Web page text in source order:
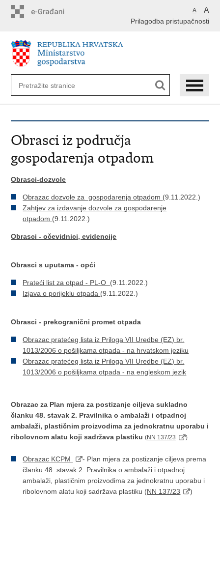
A A
Prilagodba pristupačnosti
Obrasci iz područja
gospodarenja otpadom
Obrasci-dozvole
Obrazac dozvole za gospodarenja otpadom (9.11.2022.)
Zahtjev za izdavanje dozvole za gospodarenje
otpadom (9.11.2022.)
Obrasci - očevidnici, evidencije
Obrasci s uputama - opći
Prateći list za otpad - PL-O (9.11.2022.)
Izjava o porijeklu otpada (9.11.2022.)
Obrasci - prekogranični promet otpada
Obrazac pratećeg lista iz Priloga VII Uredbe (EZ) br.
1013/2006 o pošiljkama otpada - na hrvatskom jeziku
Obrazac pratećeg lista iz Priloga VII Uredbe (EZ) br.
1013/2006 o pošiljkama otpada - na engleskom jezik
Obrazac za Plan mjera za postizanje ciljeva sukladno
članku 48. stavak 2. Pravilnika o ambalaži i otpadnoj
ambalaži, plastičnim proizvodima za jednokratnu uporabu i
ribolovnom alatu koji sadržava plastiku(NN 137/23 )
Obrazac KCPM
- Plan mjera za postizanje ciljeva prema
članku 48. stavak 2. Pravilnika o ambalaži i otpadnoj
ambalaži, plastičnim proizvodima za jednokratnu uporabu i
ribolovnom alatu koji sadržava plastiku (NN 137/23 )